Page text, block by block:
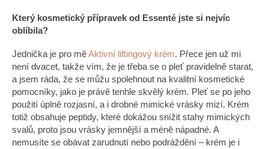
Který kosmetický přípravek od Essenté jste si nejvíc
oblíbila?
Jednička je pro měAktivní liftingový krém. Přece jen už mi
není dvacet, takže vím, že je třeba se o pleť pravidelně starat,
a jsem ráda, že se můžu spolehnout na kvalitní kosmetické
pomocníky, jako je právě tenhle skvělý krém. Pleť se po jeho
použití úplně rozjasní, a i drobné mimické vrásky mizí. Krém
totiž obsahuje peptidy, které dokážou snížit stahy mimických
svalů, proto jsou vrásky jemnější a méně nápadné. A
nemusíte se obávat zarudnutí nebo podráždění – krém je i